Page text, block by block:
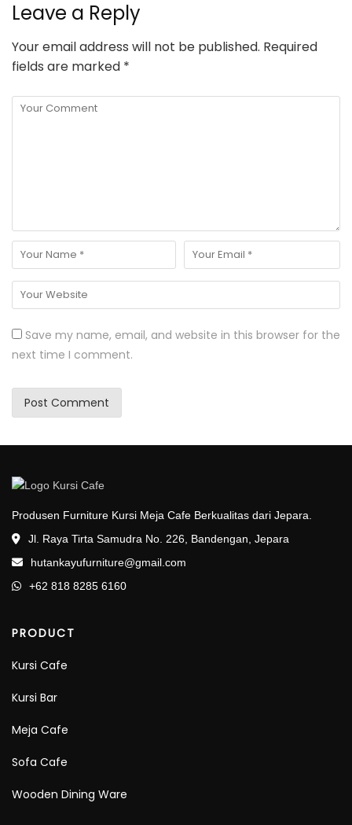
Leave a Reply
Your email address will not be published. Required
fields are marked *
Save my name, email, and website in this browser for the
next time I comment.
Produsen Furniture Kursi Meja Cafe Berkualitas dari Jepara.
Jl. Raya Tirta Samudra No. 226, Bandengan, Jepara
hutankayufurniture@gmail.com
+62 818 8285 6160
PRODUCT
Kursi Cafe
Kursi Bar
Meja Cafe
Sofa Cafe
Wooden Dining Ware